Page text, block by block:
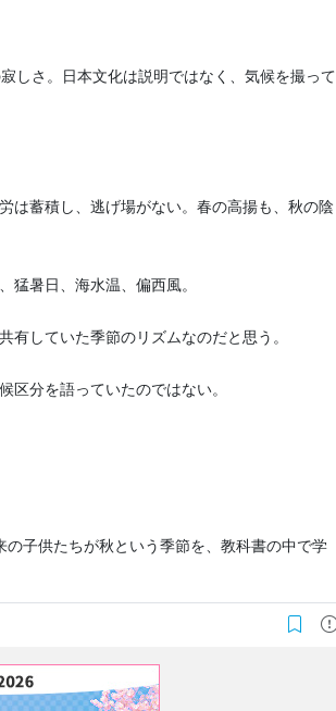
しさ。日本文化は説明ではなく、気候を撮って
は蓄積し、逃げ場がない。春の高揚も、秋の陰
猛暑日、海水温、偏西風。
有していた季節のリズムなのだと思う。
区分を語っていたのではない。
子供たちが秋という季節を、教科書の中で学